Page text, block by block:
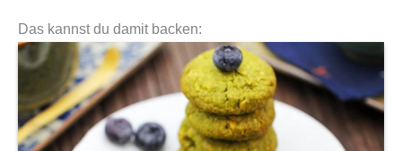
Das kannst du damit backen: